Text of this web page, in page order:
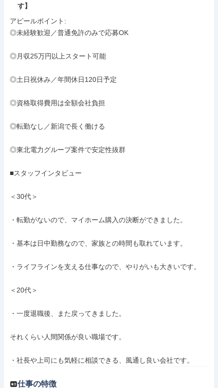
す】
アピールポイント:
◎未経験歓迎／普通免許のみで応募OK
◎月収25万円以上スタート可能
◎土日祝休み／年間休日120日予定
◎資格取得費用は全額会社負担
◎転勤なし／新潟で長く働ける
◎東北電力グループ案件で安定性抜群
■スタッフインタビュー
＜30代＞
・転勤がないので、マイホーム購入の決断ができました。
・基本は日中勤務なので、家族との時間も取れています。
・ライフラインを支える仕事なので、やりがいも大きいです。
＜20代＞
・一度退職後、また戻ってきました。
それくらい人間関係が良い職場です。
・社長や上司にも気軽に相談できる、風通し良い会社です。
仕事の特徴